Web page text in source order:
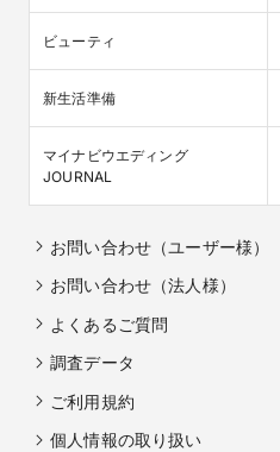
ビューティ
新生活準備
マイナビウエディング
JOURNAL
お問い合わせ（ユーザー様）
お問い合わせ（法人様）
よくあるご質問
調査データ
ご利用規約
個人情報の取り扱い